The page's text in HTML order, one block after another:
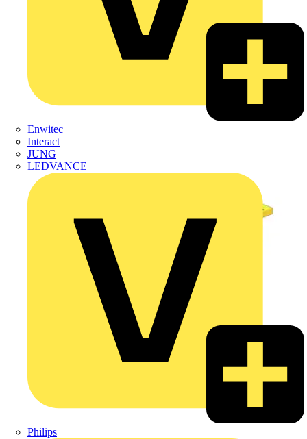
Enwitec
Interact
JUNG
LEDVANCE
Philips
Zurück zu Produkte